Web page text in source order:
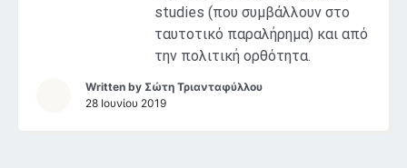
studies (που συμβάλλουν στο
ταυτοτικό παραλήρημα) και από
την πολιτική ορθότητα.
Written by Σώτη Τριανταφύλλου
28 Ιουνίου 2019